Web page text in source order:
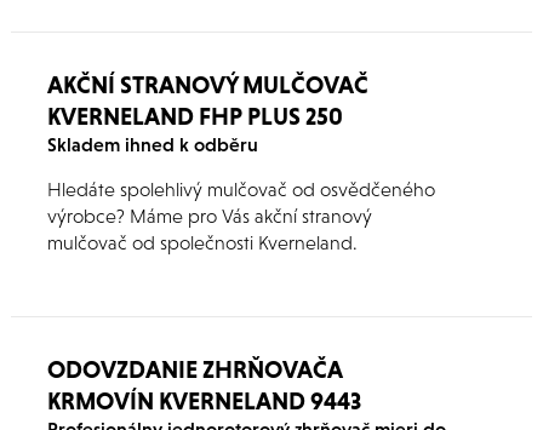
AKČNÍ STRANOVÝ MULČOVAČ
KVERNELAND FHP PLUS 250
Skladem ihned k odběru
Hledáte spolehlivý mulčovač od osvědčeného
výrobce? Máme pro Vás akční stranový
mulčovač od společnosti Kverneland.
ODOVZDANIE ZHRŇOVAČA
KRMOVÍN KVERNELAND 9443